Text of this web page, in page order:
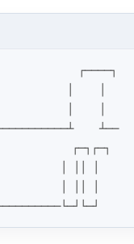
┌────┐
┴──
┌─┐┌─┐